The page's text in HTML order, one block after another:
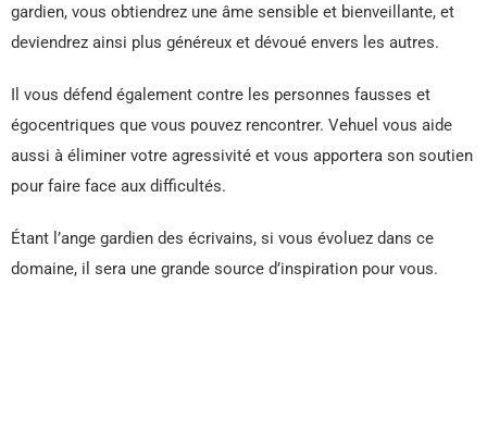
gardien, vous obtiendrez une âme sensible et bienveillante, et
deviendrez ainsi plus généreux et dévoué envers les autres.
Il vous défend également contre les personnes fausses et
égocentriques que vous pouvez rencontrer. Vehuel vous aide
aussi à éliminer votre agressivité et vous apportera son soutien
pour faire face aux difficultés.
Étant l’ange gardien des écrivains, si vous évoluez dans ce
domaine, il sera une grande source d’inspiration pour vous.